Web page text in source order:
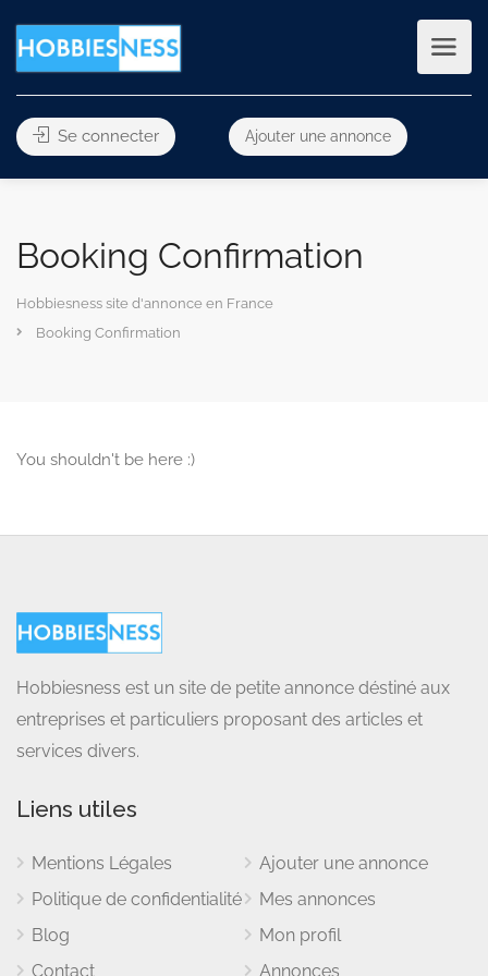
Se connecter Ajouter une annonce
Booking Confirmation
Hobbiesness site d'annonce en France
Booking Confirmation
You shouldn't be here :)
Hobbiesness est un site de petite annonce déstiné aux
entreprises et particuliers proposant des articles et
services divers.
Liens utiles
Mentions Légales
Politique de confidentialité
Blog
Contact
Ajouter une annonce
Mes annonces
Mon profil
Annonces